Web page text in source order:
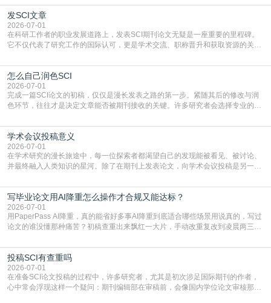
能领到补贴首选‌京东APP‌搜索专属口令(如【家电补贴1637】、【国补立省
4949】等，口令会随活动更新，以页面显示为准)进入补贴专场。淘宝/天猫也可
复制粘贴【8$FKFGgJq
发SCI文章
2026-07-01
在科研工作者的职业发展道路上，发表SCI期刊论文无疑是一座重要的里程碑。
它不仅代表了研究工作的国际认可，更是学术交流、职称晋升和获取资源的关键
战与困惑。从选题立意到投稿回应，每一步都需要精心的策略与扎实的工作。本
篇AEIC学术交流中心小编就为大家介绍“发SCI文章”。一、精准定位是成功的第
一步发表SCI文章，首要解决的问题是“投
怎么自己润色SCI
2026-07-01
完成一篇SCI论文的初稿，仅仅是漫长发表之路的第一步。紧随其后的修改与润
色环节，往往才是决定文章能否被期刊接收的关键。许多研究者会选择专业的语
质量，更能在此过程中深化对学术写作的理解。如何系统、高效地打磨自己的论
文，使其在语言和学术表达上更符合国际期刊的要求，是每位研究者值得投入学
习的技能。本篇AEIC学术交流中心小编就为大家介
学术会议投稿意义
2026-07-01
在学术研究的漫长旅途中，每一位探索者都渴望自己的发现能被看见、被讨论、
并最终融入人类知识的星河。除了在期刊上发表论文，向学术会议投稿是另一个
广阔学术天地的大门，连接着个体研究与社会网络。本篇AEIC学术交流中心小编
就为大家介绍“学术会议投稿意义”。一、加速研究成果的传播与反馈学术会议通
常具有周期短、时效性强的特点。相比期刊漫长的
写毕业论文用AI降重怎么操作才合规又能达标？
2026-07-01
用PaperPass AI降重，真的能省好多事AI降重到底适合哪些场景用说真的，写过
论文的谁没懂那种痛苦？初稿查重出来飘红一大片，手动改重复改到凌晨两三
到秃头。这时候靠谱的AI降重真的就是救命稻草，选对工具，半天就能搞定你两
三天都做不完的事。不是所有人都需要用AI降重，但如果你符合下面这些场景，
真的可以试试：初稿写完重复率远超要
投稿SCI有查重吗
2026-07-01
在准备SCI论文投稿的过程中，许多研究者，尤其是初次涉足国际期刊的作者，
心中常会浮现这样一个疑问：期刊编辑部在审稿前，会像国内学位论文审核那